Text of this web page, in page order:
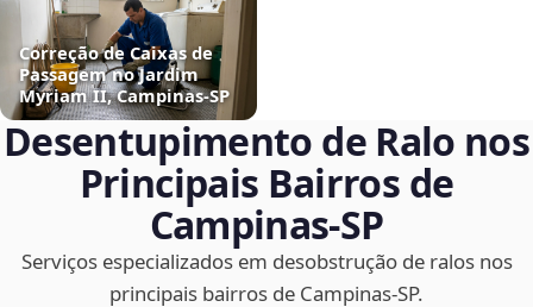
Correção de Caixas de
Passagem no Jardim
Myriam II, Campinas‑SP
Desentupimento de Ralo nos
Principais Bairros de
Campinas‑SP
Serviços especializados em desobstrução de ralos nos
principais bairros de Campinas‑SP.